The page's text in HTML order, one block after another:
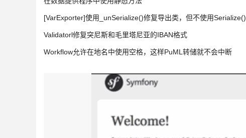
[VarExporter]使用_unSerialize()修复导出类，但不使用Serialize()
Validatorl修复突尼斯和毛里塔尼亚的IBAN格式
Workflow允许在地名中使用空格，这样PuML转储就不会中断